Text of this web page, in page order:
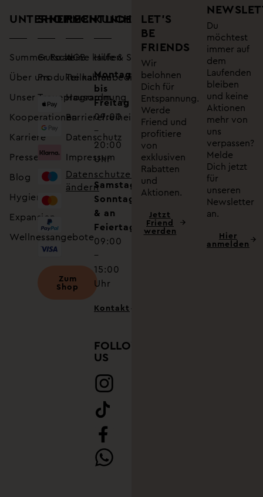
UNTERNEHMEN
Summer Road
Über uns
Unser Treueprogramm
Kooperationen
Karriere
Presse
Blog
Hygiene
Expansion
Wellnessangebote
SHOP
Gutscheine kaufen
Produkte kaufen
Zum
Shop
RECHTLICHES
AGB
Teilnahmebedingungen
Hausordnung
Barrierefreiheitserklärung
Datenschutz
Impressum
Datenschutzeinstellungen
ändern
KUNDENSUPPORT
Hilfe & Service
Montag
bis
Freitag
09:00
–
20:00
Uhr
Samstag,
Sonntag
& an
Feiertagen
09:00
–
15:00
Uhr
Kontakt
FOLLOW
US
LET’S
BE
FRIENDS
Wir
belohnen
Dich für
Entspannung.
Werde
Friend und
profitiere
von
exklusiven
Rabatten
und
Aktionen.
Jetzt
Friend
werden
Du
möchtest
immer auf
dem
Laufenden
bleiben
und keine
Aktionen
mehr von
uns
verpassen?
Melde
Dich jetzt
für
unseren
Newsletter
an.
Hier
anmelden